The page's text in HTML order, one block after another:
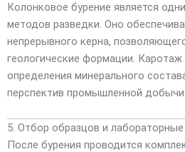
Колонковое бурение является
методов разведки. Оно
непрерывного керна,
геологические формации. Каротаж
определения минерального
перспектив промышленной добычи.
5. Отбор образцов и
После бурения проводится